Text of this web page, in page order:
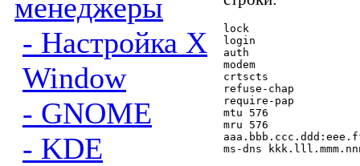
менеджеры
- Настройка X
Window
- GNOME
- KDE
lock
login
auth
modem
crtscts
refuse-chap
require-pap
mtu 576
mru 576